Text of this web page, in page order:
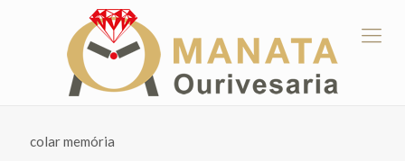
colar memória